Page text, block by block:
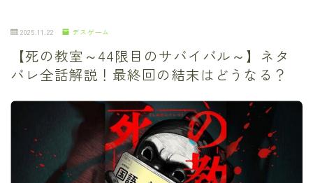
2025.11.22 デスゲーム
【死の教室～44限目のサバイバル～】ネタ
バレ全話解説！最終回の結末はどうなる？